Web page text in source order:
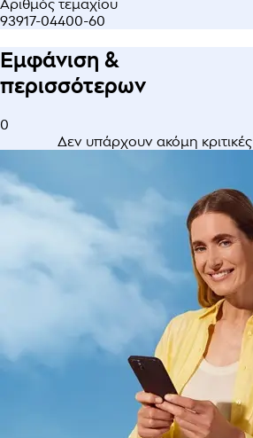
Αριθμός τεμαχίου
93917-04400-60
Εμφάνιση &
περισσότερων
0
Δεν υπάρχουν ακόμη κριτικές